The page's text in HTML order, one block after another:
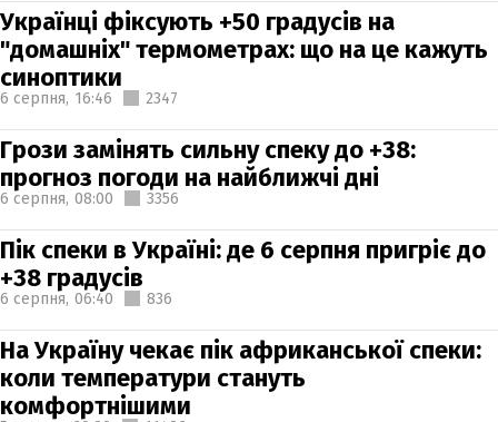
Українці фіксують +50 градусів на
"домашніх" термометрах: що на це кажуть
синоптики
6 серпня, 16:46 2347
Грози замінять сильну спеку до +38:
прогноз погоди на найближчі дні
6 серпня, 08:00 3356
Пік спеки в Україні: де 6 серпня пригріє до
+38 градусів
6 серпня, 06:40 836
На Україну чекає пік африканської спеки:
коли температури стануть
комфортнішими